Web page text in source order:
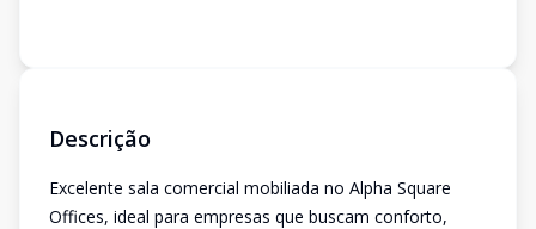
Descrição
Excelente sala comercial mobiliada no Alpha Square
Offices, ideal para empresas que buscam conforto,